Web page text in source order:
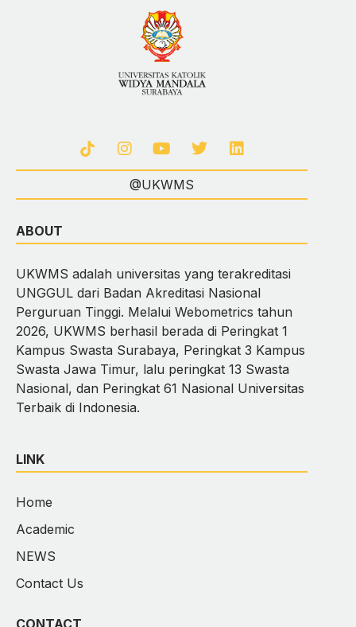
@UKWMS
ABOUT
UKWMS adalah universitas yang terakreditasi
UNGGUL dari Badan Akreditasi Nasional
Perguruan Tinggi. Melalui Webometrics tahun
2026, UKWMS berhasil berada di Peringkat 1
Kampus Swasta Surabaya, Peringkat 3 Kampus
Swasta Jawa Timur, lalu peringkat 13 Swasta
Nasional, dan Peringkat 61 Nasional Universitas
Terbaik di Indonesia.
LINK
Home
Academic
NEWS
Contact Us